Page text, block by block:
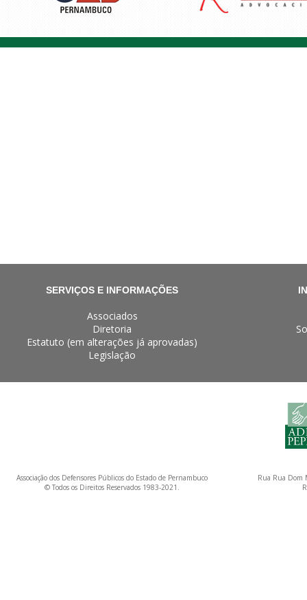
SERVIÇOS E INFORMAÇÕES
Associados
Diretoria
Estatuto (em alterações já aprovadas)
Legislação
Associação dos Defensores Públicos do Estado de Pernambuco
© Todos os Direitos Reservados 1983-2021.
Rua Rua Dom